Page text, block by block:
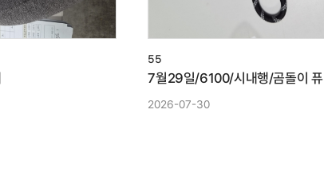
55
7월29일/6100/시내행/곰돌이 퓨
2026-07-30